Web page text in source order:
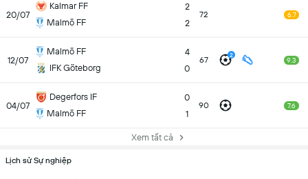
20/07
Kalmar FF
Malmö FF
2
2
72 6.7
12/07
Malmö FF
IFK Göteborg
4
0
67 2
9.3
04/07
Degerfors IF
Malmö FF
0
1
90 7.6
Xem tất cả
Lịch sử Sự nghiệp